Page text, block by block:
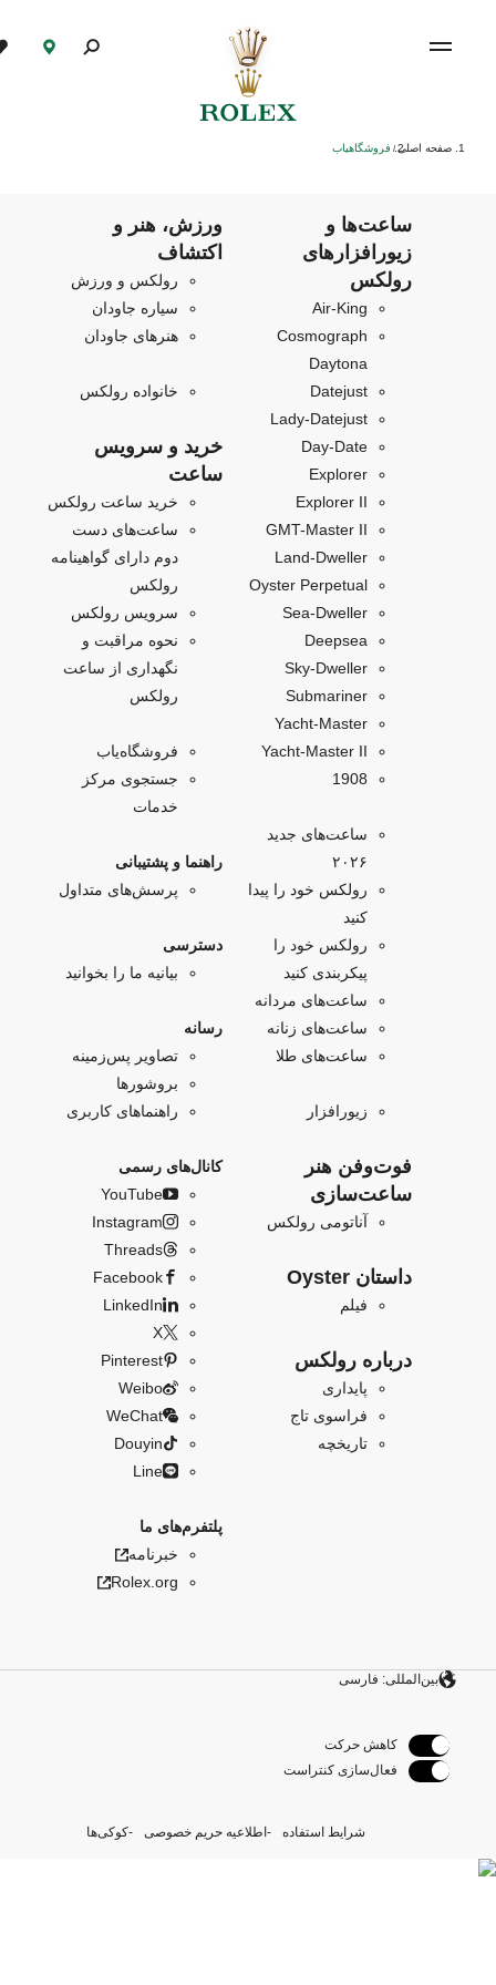
صفحه اصلی/ فروشگاهیاب
ساعت‌ها و
زیورافزارهای
رولکس
Air‑King
Cosmograph
Daytona
Datejust
Lady-Datejust
Day-Date
Explorer
Explorer II
GMT-Master II
Land-Dweller
Oyster Perpetual
Sea-Dweller
Deepsea
Sky‑Dweller
Submariner
Yacht‑Master
Yacht-Master II
1908
ساعت‌های جدید
۲۰۲۶
رولکس خود را پیدا
کنید
رولکس خود را
پیکربندی کنید
ساعت‌های مردانه
ساعت‌های زنانه
ساعت‌های طلا
زیورافزار
فو‌‌ت‌وفن هنر
ساعت‌سازی
آناتومی رولکس
داستان Oyster
فیلم
درباره رولکس
پایداری
فراسوی تاج
تاریخچه
ورزش، هنر و
اکتشاف
رولکس و ورزش
سیاره جاودان
هنرهای جاودان
خانواده رولکس
خرید و سرویس
ساعت
خرید ساعت رولکس
ساعت‌های دست
دوم دارای گواهینامه
رولکس
سرویس رولکس
نحوه مراقبت و
نگهداری از ساعت
رولکس
فروشگاه‌یاب
جستجوی مرکز
خدمات
راهنما و پشتیبانی
پرسش‌های متداول
دسترسی
بیانیه ما را بخوانید
رسانه
تصاویر پس‌زمینه
بروشورها
راهنماهای کاربری
کانال‌های رسمی
YouTube
Instagram
Threads
Facebook
LinkedIn
X
Pinterest
Weibo
WeChat
Douyin
Line
پلتفرم‌های ما
خبرنامه
Rolex.org
بین‌المللی: فارسی
کاهش حرکت
فعال‌سازی کنتراست
شرایط استفاده اطلاعیه حریم خصوصی کوکی‌ها